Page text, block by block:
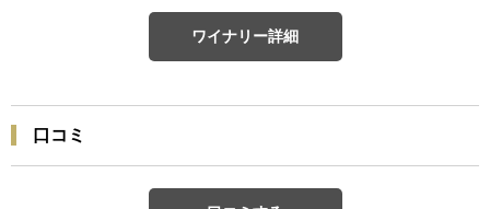
ワイナリー詳細
口コミ